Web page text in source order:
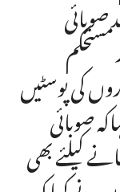
مستحکم
کی پوسٹیں
صوبائی
کیلئے بھی